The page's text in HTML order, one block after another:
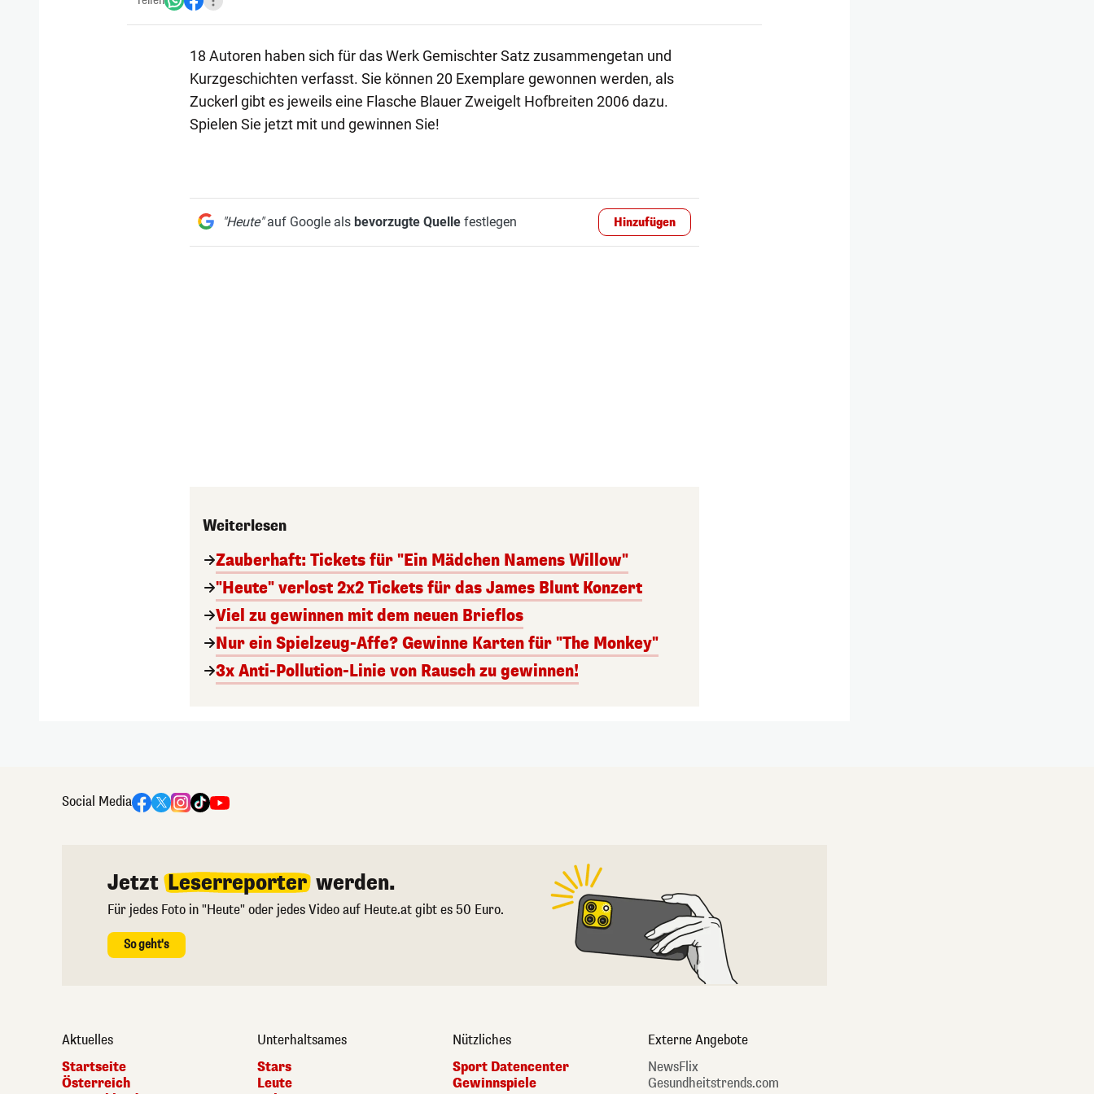
18 Autoren haben sich für das Werk Gemischter Satz zusammengetan und
Kurzgeschichten verfasst. Sie können 20 Exemplare gewonnen werden, als
Zuckerl gibt es jeweils eine Flasche Blauer Zweigelt Hofbreiten 2006 dazu.
Spielen Sie jetzt mit und gewinnen Sie!
"Heute"auf Google als bevorzugte Quellefestlegen Hinzufügen
Weiterlesen
Zauberhaft: Tickets für "Ein Mädchen Namens Willow"
"Heute" verlost 2x2 Tickets für das James Blunt Konzert
Viel zu gewinnen mit dem neuen Brieflos
Nur ein Spielzeug-Affe? Gewinne Karten für "The Monkey"
3x Anti-Pollution-Linie von Rausch zu gewinnen!
Social Media
Jetzt Leserreporter werden.
Für jedes Foto in "Heute" oder jedes Video auf Heute.at gibt es 50 Euro.
So geht's
Aktuelles
Startseite
Österreich
Unterhaltsames
Stars
Leute
Nützliches
Sport Datencenter
Gewinnspiele
Externe Angebote
NewsFlix
Gesundheitstrends.com